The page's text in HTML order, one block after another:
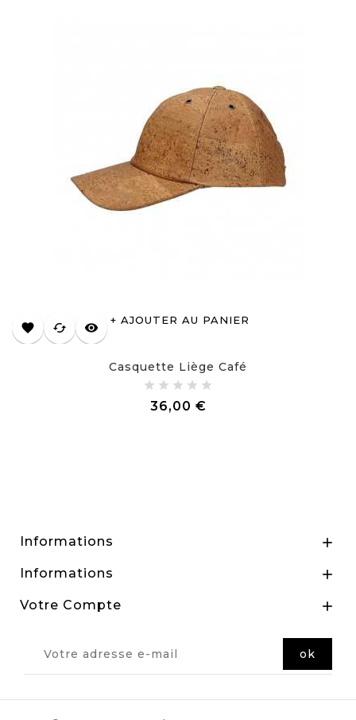
AJOUTER AU PANIER
favorite cached visibility
Casquette Liège Café
36,00 €Prix
Informations 
Informations 
Votre Compte 